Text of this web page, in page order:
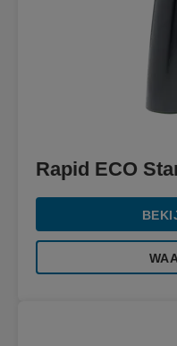
Rapid ECO